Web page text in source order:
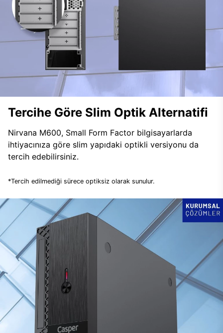
Tercihe Göre Slim Optik Alternatifi
Nirvana M600, Small Form Factor bilgisayarlarda
ihtiyacınıza göre slim yapıdaki optikli versiyonu da
tercih edebilirsiniz.
*Tercih edilmediği sürece optiksiz olarak sunulur.